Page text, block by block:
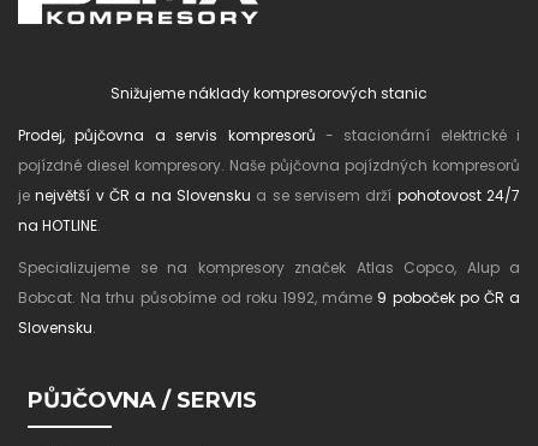
Snižujeme náklady kompresorových stanic
Prodej, půjčovna a servis kompresorů - stacionární elektrické i
pojízdné diesel kompresory. Naše půjčovna pojízdných kompresorů
jenejvětší v ČR a na Slovensku a se servisem drží pohotovost 24/7
na HOTLINE.
Specializujeme se na kompresory značek Atlas Copco, Alup a
Bobcat. Na trhu působíme od roku 1992, máme 9 poboček po ČR a
Slovensku.
PŮJČOVNA / SERVIS